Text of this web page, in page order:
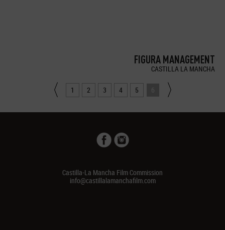
FIGURA MANAGEMENT
CASTILLA LA MANCHA
1 2 3 4 5 6
Castilla-La Mancha Film Commission
info@castillalamanchafilm.com